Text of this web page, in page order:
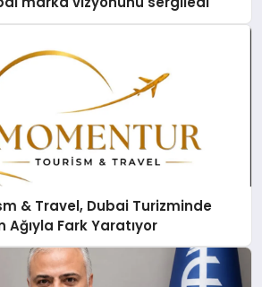
& Travel, Dubai Turizminde
Fark Yaratıyor